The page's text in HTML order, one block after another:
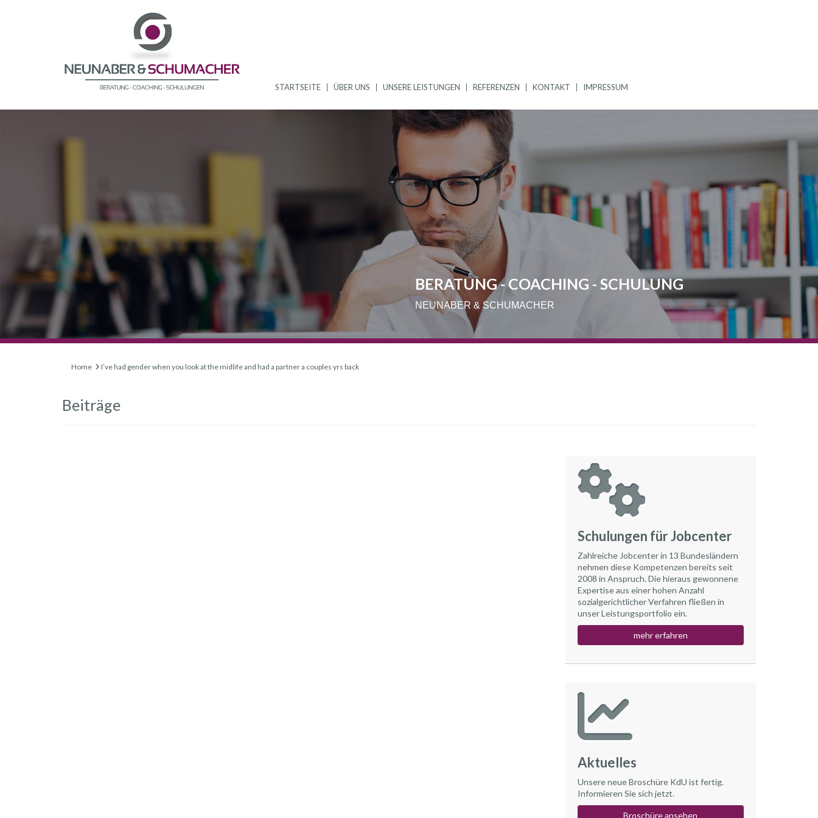
STARTSEITE ÜBER UNS UNSERE LEISTUNGEN REFERENZEN KONTAKT IMPRESSUM
BERATUNG - COACHING - SCHULUNG
NEUNABER & SCHUMACHER
Home I’ve had gender when you look at the midlife and had a partner a couples yrs back
Beiträge
Schulungen für Jobcenter
Zahlreiche Jobcenter in 13 Bundesländern
nehmen diese Kompetenzen bereits seit
2008 in Anspruch. Die hieraus gewonnene
Expertise aus einer hohen Anzahl
sozialgerichtlicher Verfahren fließen in
unser Leistungsportfolio ein.
mehr erfahren
Aktuelles
Unsere neue Broschüre KdU ist fertig.
Informieren Sie sich jetzt.
Broschüre ansehen